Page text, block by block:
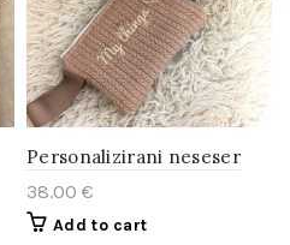
Personalizirani neseser
38.00 €
Add to cart